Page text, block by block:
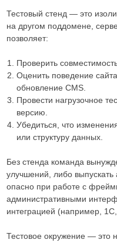
Тестовый стенд — это
на другом поддомене,
позволяет:
Проверить
Оценить поведение
обновление CMS.
Провести нагрузочное
версию.
Убедиться, что
или структуру данных.
Без стенда команда
улучшений, либо
опасно при работе с
административными
интеграцией (например,
Тестовое окружение — это